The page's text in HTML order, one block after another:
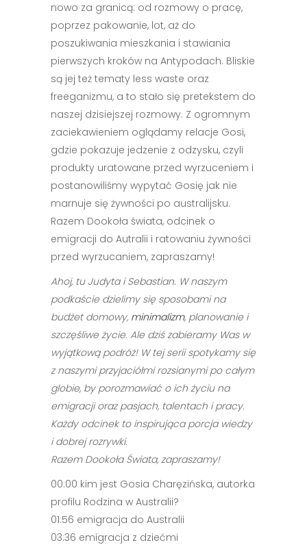
nowo za granicą: od rozmowy o pracę,
poprzez pakowanie, lot, aż do
poszukiwania mieszkania i stawiania
pierwszych kroków na Antypodach. Bliskie
są jej też tematy less waste oraz
freeganizmu, a to stało się pretekstem do
naszej dzisiejszej rozmowy. Z ogromnym
zaciekawieniem oglądamy relacje Gosi,
gdzie pokazuje jedzenie z odzysku, czyli
produkty uratowane przed wyrzuceniem i
postanowiliśmy wypytać Gosię jak nie
marnuje się żywności po australijsku.
Razem Dookoła świata, odcinek o
emigracji do Autralii i ratowaniu żywności
przed wyrzucaniem, zapraszamy!
Ahoj, tu Judyta i Sebastian. W naszym
podkaście dzielimy się sposobami na
budżet domowy, minimalizm, planowanie i
szczęśliwe życie. Ale dziś zabieramy Was w
wyjątkową podróż! W tej serii spotykamy się
z naszymi przyjaciółmi rozsianymi po całym
globie, by porozmawiać o ich życiu na
emigracji oraz pasjach, talentach i pracy.
Każdy odcinek to inspirująca porcja wiedzy
i dobrej rozrywki.
Razem Dookoła Świata, zapraszamy!
00:00 kim jest Gosia Charęzińska, autorka
profilu Rodzina w Australii?
01:56 emigracja do Australii
03:36 emigracja z dziećmi